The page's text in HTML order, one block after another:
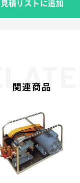
見積リストに追加
関連商品